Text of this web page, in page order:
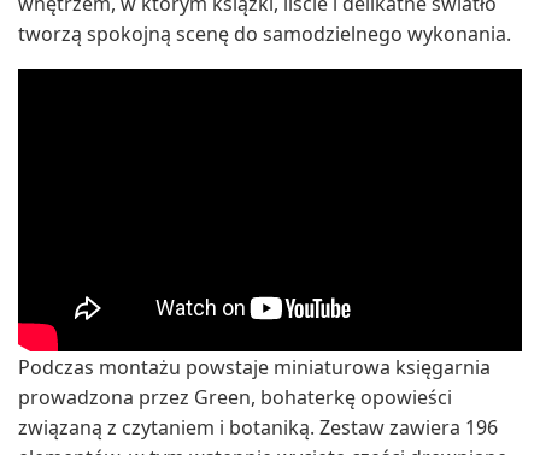
tworzą spokojną scenę do samodzielnego wykonania.
Podczas montażu powstaje miniaturowa księgarnia
prowadzona przez Green, bohaterkę opowieści
związaną z czytaniem i botaniką. Zestaw zawiera 196